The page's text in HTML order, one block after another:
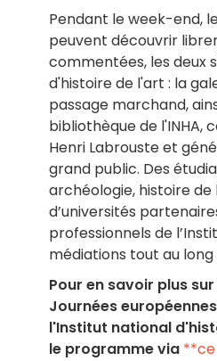
Pendant le week-end,
peuvent découvrir
commentées, les deux
d'histoire de l'art : la
passage marchand,
bibliothèque de l'INHA,
Henri Labrouste et
grand public. Des
archéologie, histoire de
d’universités
professionnels de
médiations tout au
Pour en savoir plus
Journées
l'Institut national
le programme via